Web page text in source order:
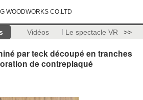
WOODWORKS CO.LTD
Vidéos Le spectacle VR >>
par teck découpé en tranches
de contreplaqué